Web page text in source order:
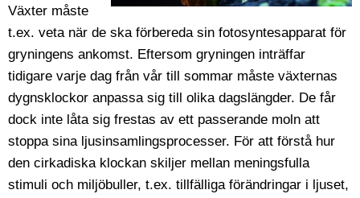
Växter måste
t.ex. veta när de ska förbereda sin fotosyntesapparat för
gryningens ankomst. Eftersom gryningen inträffar
tidigare varje dag från vår till sommar måste växternas
dygnsklockor anpassa sig till olika dagslängder. De får
dock inte låta sig frestas av ett passerande moln att
stoppa sina ljusinsamlingsprocesser. För att förstå hur
den cirkadiska klockan skiljer mellan meningsfulla
stimuli och miljöbuller, t.ex. tillfälliga förändringar i ljuset,